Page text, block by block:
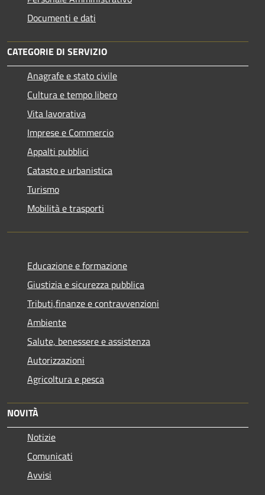
Documenti e dati
CATEGORIE DI SERVIZIO
Anagrafe e stato civile
Cultura e tempo libero
Vita lavorativa
Imprese e Commercio
Appalti pubblici
Catasto e urbanistica
Turismo
Mobilità e trasporti
Educazione e formazione
Giustizia e sicurezza pubblica
Tributi,finanze e contravvenzioni
Ambiente
Salute, benessere e assistenza
Autorizzazioni
Agricoltura e pesca
NOVITÀ
Notizie
Comunicati
Avvisi